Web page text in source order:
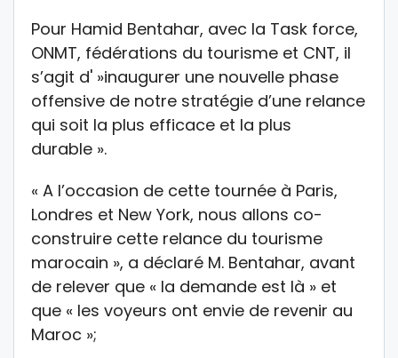
Pour Hamid Bentahar, avec la Task force,
ONMT, fédérations du tourisme et CNT, il
s’agit d' »inaugurer une nouvelle phase
offensive de notre stratégie d’une relance
qui soit la plus efficace et la plus
durable ».
« A l’occasion de cette tournée à Paris,
Londres et New York, nous allons co-
construire cette relance du tourisme
marocain », a déclaré M. Bentahar, avant
de relever que « la demande est là » et
que « les voyeurs ont envie de revenir au
Maroc »;